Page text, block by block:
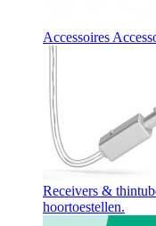
Accessoires
Receivers &
hoortoestellen.